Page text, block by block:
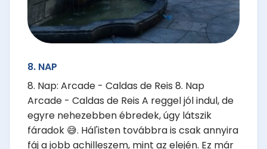
8. NAP
8. Nap: Arcade - Caldas de Reis 8. Nap
Arcade - Caldas de Reis A reggel jól indul, de
egyre nehezebben ébredek, úgy látszik
fáradok 😅. Hál'isten továbbra is csak annyira
fáj a jobb achilleszem, mint az elején. Ez már